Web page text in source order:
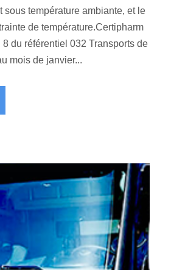
sous température ambiante, et le
de température.Certipharm
du référentiel 032 Transports de
mois de janvier...